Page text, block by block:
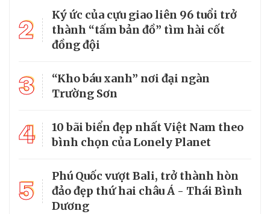
2
Ký ức của cựu giao liên 96 tuổi trở
thành “tấm bản đồ” tìm hài cốt
đồng đội
3
“Kho báu xanh” nơi đại ngàn
Trường Sơn
4
10 bãi biển đẹp nhất Việt Nam theo
bình chọn của Lonely Planet
5
Phú Quốc vượt Bali, trở thành hòn
đảo đẹp thứ hai châu Á - Thái Bình
Dương